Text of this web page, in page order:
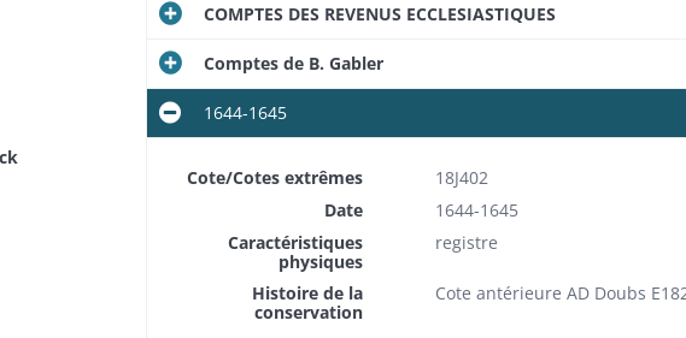
COMPTES DES REVENUS ECCLESIASTIQUES
Comptes de B. Gabler
1644-1645
Cote/Cotes extrêmes
18J402
Date
1644-1645
Caractéristiques
physiques
registre
Histoire de la
conservation
Cote antérieure AD Doubs